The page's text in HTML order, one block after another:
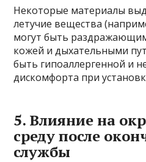
Некоторые материалы
летучие вещества
могут быть
кожей и дыхательными
быть гипоаллергенной и
дискомфорта при
5. Влияние на
среду после
службы